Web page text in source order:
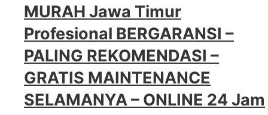
MURAH Jawa Timur
Profesional BERGARANSI –
PALING REKOMENDASI –
GRATIS MAINTENANCE
SELAMANYA – ONLINE 24 Jam